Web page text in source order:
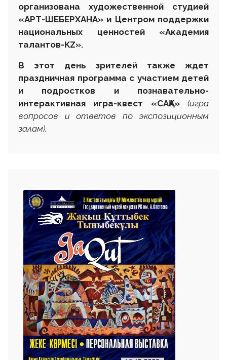
организована художественной студией
«АРТ-ШЕБЕРХАНА» и Центром поддержки
национальных ценностей «Академия
талантов-KZ».
В этот день зрителей также ждет
праздничная программа с участием детей
и подростков и познавательно-
интерактивная игра-квест «САҚА»(игра
вопросов и ответов по экспозиционным
залам).